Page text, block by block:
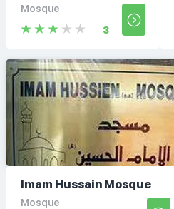
Mosque
3
Imam Hussain Mosque
Mosque